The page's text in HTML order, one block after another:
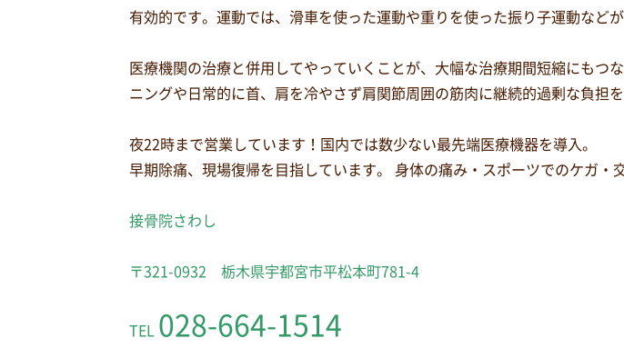
有効的です。運動では、滑車を使った運動や重りを使った振り子運動などが
医療機関の治療と併用してやっていくことが、大幅な治療期間短縮にも
ニングや日常的に首、肩を冷やさず肩関節周囲の筋肉に継続的過剰な負担
夜22時まで営業しています！国内では数少ない最先端医療機器を導入。
早期除痛、現場復帰を目指しています。 身体の痛み・スポーツでのケガ・
接骨院さわし
〒321-0932 栃木県宇都宮市平松本町781-4
TEL 028-664-1514